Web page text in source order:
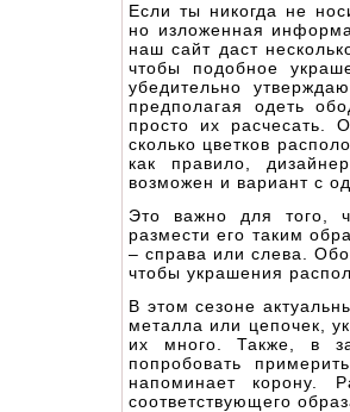
Если ты никогда не
но изложенная
наш сайт даст
чтобы подобное
убедительно
предполагая одеть
просто их расчесать.
сколько цветков
как правило,
возможен и вариант с
Это важно для того,
размести его таким
– справа или слева.
чтобы украшения
В этом сезоне
металла или цепочек,
их много. Также, в
попробовать
напоминает корону.
соответствующего